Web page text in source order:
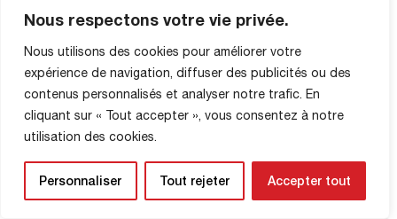
Nous respectons votre vie privée.
Nous utilisons des cookies pour améliorer votre
expérience de navigation, diffuser des publicités ou des
contenus personnalisés et analyser notre trafic. En
cliquant sur « Tout accepter », vous consentez à notre
utilisation des cookies.
Personnaliser Tout rejeter Accepter tout